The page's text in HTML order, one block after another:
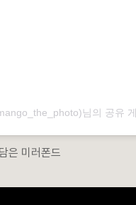
님의 공유
은 미러폰드